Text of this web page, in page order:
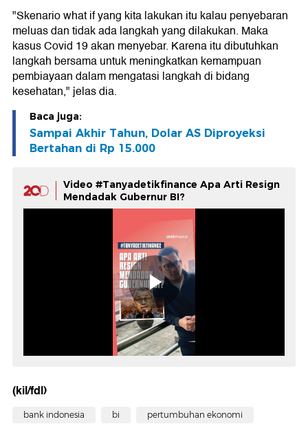
"Skenario what if yang kita lakukan itu kalau penyebaran
meluas dan tidak ada langkah yang dilakukan. Maka
kasus Covid 19 akan menyebar. Karena itu dibutuhkan
langkah bersama untuk meningkatkan kemampuan
pembiayaan dalam mengatasi langkah di bidang
kesehatan," jelas dia.
Baca juga:
Sampai Akhir Tahun, Dolar AS Diproyeksi
Bertahan di Rp 15.000
Video #Tanyadetikfinance Apa Arti Resign
Mendadak Gubernur BI?
(kil/fdl)
bank indonesia bi pertumbuhan ekonomi